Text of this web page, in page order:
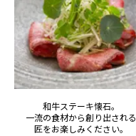
和牛ステーキ懐石。
一流の食材から創り出される
匠をお楽しみください。